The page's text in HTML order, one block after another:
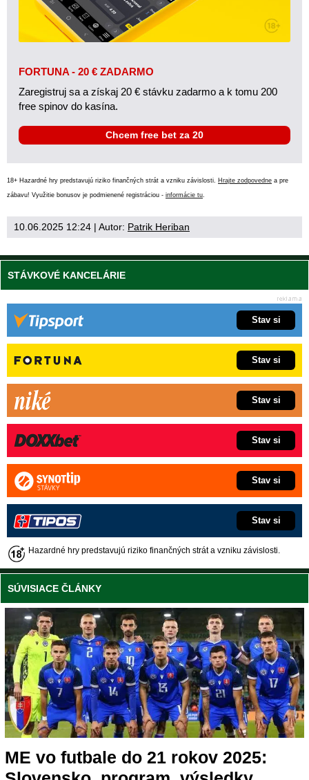
FORTUNA - 20 € ZADARMO
Zaregistruj sa a získaj 20 € stávku zadarmo a k tomu 200
free spinov do kasína.
Chcem free bet za 20
18+ Hazardné hry predstavujú riziko finančných strát a vzniku závislosti. Hrajte zodpovedne a pre
zábavu! Využitie bonusov je podmienené registráciou - informácie tu
10.06.2025 12:24 | Autor: Patrik Heriban
STÁVKOVÉ KANCELÁRIE
Stav si
Stav si
Stav si
Stav si
Stav si
Stav si
Hazardné hry predstavujú riziko finančných strát a vzniku závislosti.
SÚVISIACE ČLÁNKY
ME vo futbale do 21 rokov 2025: